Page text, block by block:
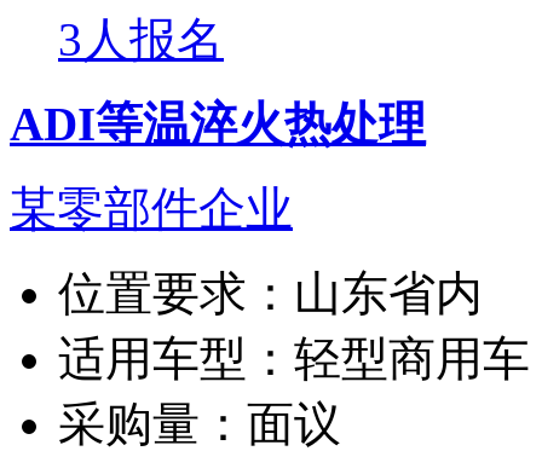
3人报名
ADI等温淬火热处理
某零部件企业
位置要求： 山东省内
适用车型： 轻型商用
采购量： 面议